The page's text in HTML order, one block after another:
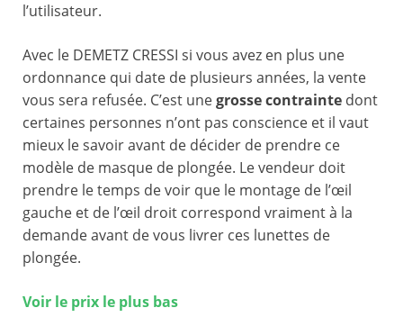
l’utilisateur.
Avec le DEMETZ CRESSI si vous avez en plus une
ordonnance qui date de plusieurs années, la vente
vous sera refusée. C’est unegrosse contrainte dont
certaines personnes n’ont pas conscience et il vaut
mieux le savoir avant de décider de prendre ce
modèle de masque de plongée. Le vendeur doit
prendre le temps de voir que le montage de l’œil
gauche et de l’œil droit correspond vraiment à la
demande avant de vous livrer ces lunettes de
plongée.
Voir le prix le plus bas